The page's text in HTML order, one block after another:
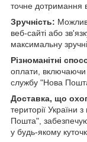
точне дотримання
Зручність:
веб-сайті або
максимальну
Різноманітні
оплати, включаючи
службу "Нова
Доставка, що
території України
Пошта",
у будь-якому